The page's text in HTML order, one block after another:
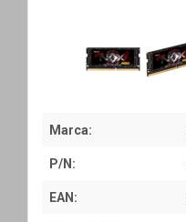
Marca:
P/N:
EAN: